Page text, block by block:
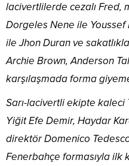
lacivertlilerde cezalı Fred,
Dorgeles Nene ile
ile Jhon Duran ve
Archie Brown, Anderson
karşılaşmada forma
Sarı-lacivertli ekipte kaleci
Yiğit Efe Demir, Haydar
direktör Domenico
Fenerbahçe formasıyla ilk